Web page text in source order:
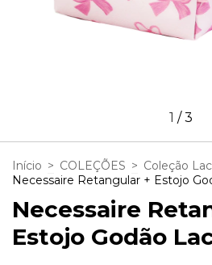
1 /3
Início > COLEÇÕES > Coleção
Necessaire Retangular + Estojo
Necessaire
Estojo Godão